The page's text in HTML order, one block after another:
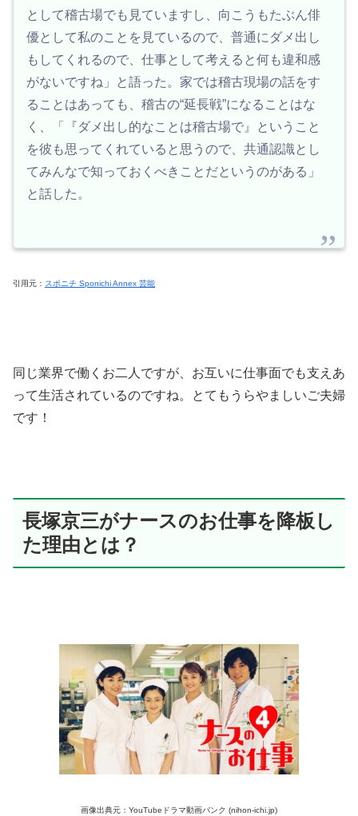
として稽古場でも見ていますし、向こうもたぶん俳
優として私のことを見ているので、普通にダメ出し
もしてくれるので、仕事として考えると何も違和感
がないですね」と語った。家では稽古現場の話をす
ることはあっても、稽古の“延長戦”になることはな
く、「『ダメ出し的なことは稽古場で』ということ
を彼も思ってくれていると思うので、共通認識とし
てみんなで知っておくべきことだというのがある」
と話した。
引用元： スポニチ Sponichi Annex 芸能
同じ業界で働くお二人ですが、お互いに仕事面でも支えあ
って生活されているのですね。とてもうらやましいご夫婦
です！
長塚京三がナースのお仕事を降板し
た理由とは？
画像出典元：YouTubeドラマ動画バンク (nihon-ichi.jp)